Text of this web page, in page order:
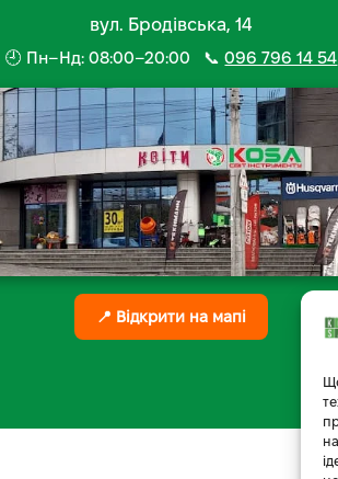
вул. Бродівська, 14
🕘 Пн–Нд: 08:00–20:00 📞096 796 14 54
📍 Відкрити на мапі